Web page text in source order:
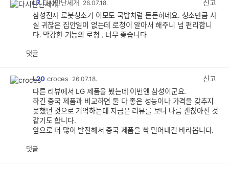
L7 다시만난세개 26.07.18.
신고
삼성전자 로봇청소기 이모도 국밥처럼 든든하네요. 청소만큼 사
실 귀찮은 집안일이 없는데 로청이 알아서 해주니 넘 편리합니
다. 막강한 기능의 로청 , 너무 좋습니다
댓글
L20 croces 26.07.18.
신고
다른 리뷰에서 LG 제품을 봤는데 이번엔 삼성이군요.
하긴 중국 제품과 비교하면 둘 다 좋은 성능이나 가격을 갖추지
못했던 것으로 기억하는데 지금은 리뷰를 보니 나름 괜찮아진 것
같기도 합니다.
앞으로 더 많이 발전해서 중국 제품을 싹 밀어내길 바라봅니다.
댓글